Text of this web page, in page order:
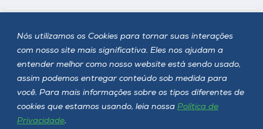
Nós utilizamos os Cookies para tornar suas interações
com nosso site mais significativa. Eles nos ajudam a
entender melhor como nosso website está sendo usado,
assim podemos entregar conteúdo sob medida para
você. Para mais informações sobre os tipos diferentes de
cookies que estamos usando, leia nossa Política de
Privacidade.
Siga a Unoesc